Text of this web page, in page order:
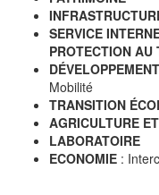
SERVICE
PROTECTION AU
Mobilité
TRANSITION
AGRICULTURE
LABORATOIRE
ECONOMIE :